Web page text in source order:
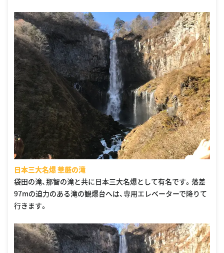
日本三大名爆 華厳の滝
袋田の滝、那智の滝と共に日本三大名爆として有名です。落差
97mの迫力のある滝の観爆台へは、専用エレベーターで降りて
行きます。